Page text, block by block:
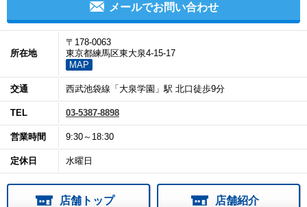
メールでお問い合わせ
所在地
〒178-0063
東京都練馬区東大泉4-15-17
MAP
交通 西武池袋線「大泉学園」駅 北口徒歩9分
TEL 03-5387-8898
営業時間 9:30～18:30
定休日 水曜日
店舗トップ 店舗紹介